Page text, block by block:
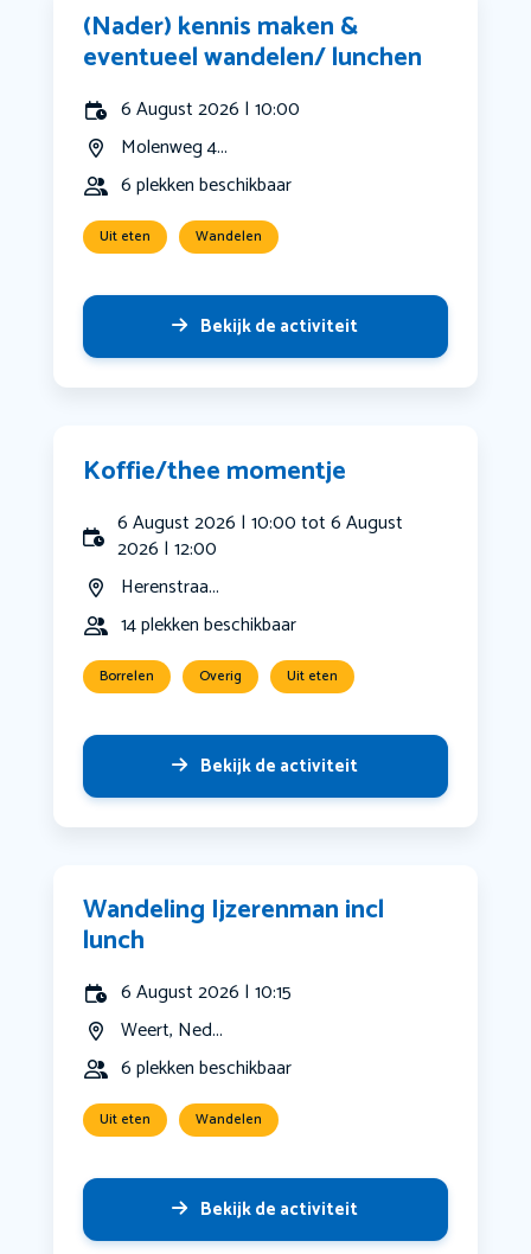
(Nader) kennis maken &
eventueel wandelen/ lunchen
6 August 2026 | 10:00
Molenweg 4...
6 plekken beschikbaar
Uit eten Wandelen
Bekijk de activiteit
Koffie/thee momentje
6 August 2026 | 10:00 tot 6 August
2026 | 12:00
Herenstraa...
14 plekken beschikbaar
Borrelen Overig Uit eten
Bekijk de activiteit
Wandeling Ijzerenman incl
lunch
6 August 2026 | 10:15
Weert, Ned...
6 plekken beschikbaar
Uit eten Wandelen
Bekijk de activiteit